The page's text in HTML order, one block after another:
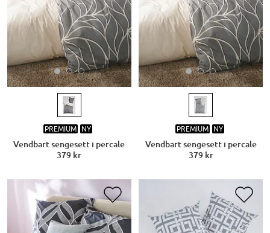
PREMIUM NY
Vendbart sengesett i percale
379 kr
PREMIUM NY
Vendbart sengesett i percale
379 kr